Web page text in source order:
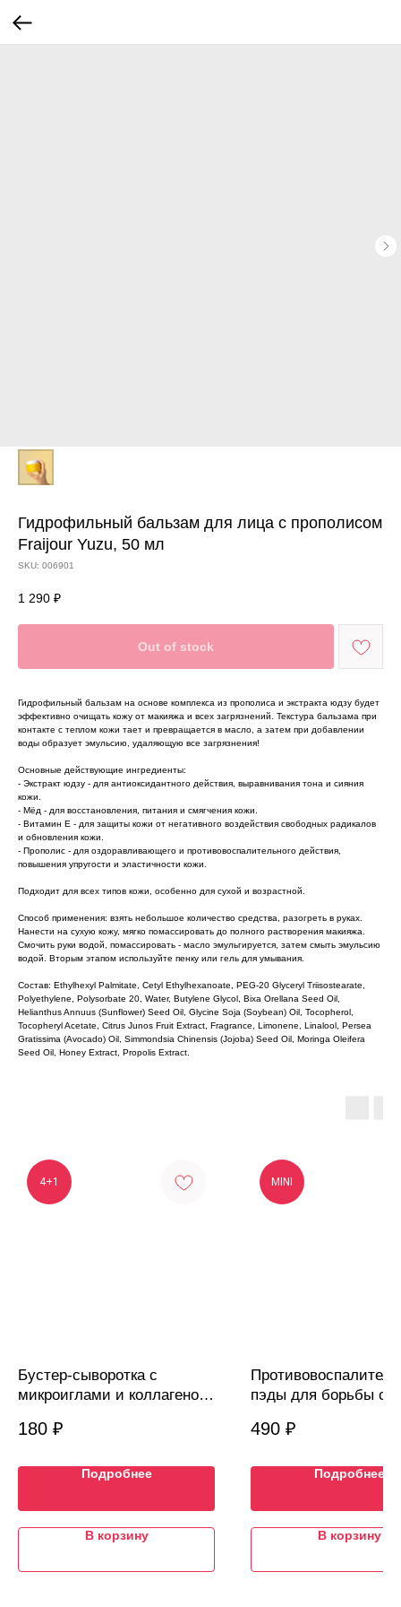
Гидрофильный бальзам для лица с прополисом
Fraijour Yuzu, 50 мл
SKU: 006901
1 290 ₽
Out of stock
Гидрофильный бальзам на основе комплекса из прополиса и экстракта юдзу будет
эффективно очищать кожу от макияжа и всех загрязнений. Текстура бальзама при
контакте с теплом кожи тает и превращается в масло, а затем при добавлении
воды образует эмульсию, удаляющую все загрязнения!
Основные действующие ингредиенты:
- Экстракт юдзу - для антиоксидантного действия, выравнивания тона и сияния
кожи.
- Мёд - для восстановления, питания и смягчения кожи.
- Витамин Е - для защиты кожи от негативного воздействия свободных радикалов
и обновления кожи.
- Прополис - для оздоравливающего и противовоспалительного действия,
повышения упругости и эластичности кожи.
Подходит для всех типов кожи, особенно для сухой и возрастной.
Способ применения: взять небольшое количество средства, разогреть в руках.
Нанести на сухую кожу, мягко помассировать до полного растворения макияжа.
Смочить руки водой, помассировать - масло эмульгируется, затем смыть эмульсию
водой. Вторым этапом используйте пенку или гель для умывания.
Состав: Ethylhexyl Palmitate, Cetyl Ethylhexanoate, PEG-20 Glyceryl Triisostearate,
Polyethylene, Polysorbate 20, Water, Butylene Glycol, Bixa Orellana Seed Oil,
Helianthus Annuus (Sunflower) Seed Oil, Glycine Soja (Soybean) Oil, Tocopherol,
Tocopheryl Acetate, Citrus Junos Fruit Extract, Fragrance, Limonene, Linalool, Persea
Gratissima (Avocado) Oil, Simmondsia Chinensis (Jojoba) Seed Oil, Moringa Oleifera
Seed Oil, Honey Extract, Propolis Extract.
4+1
Бустер-сыворотка с
микроиглами и коллагеном,
Reedle Shot 100 Stick
180 ₽
Подробнее
В корзину
MINI
пэды для борьбы с
Celimax, 10шт
490 ₽
Подробнее
В корзину